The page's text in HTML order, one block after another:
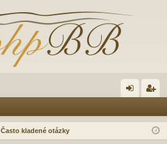
lá ist
Často kladené otázky